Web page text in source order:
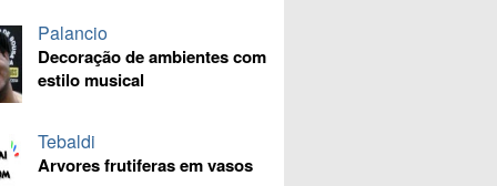
Palancio
Decoração de ambientes com
estilo musical
Tebaldi
Arvores frutiferas em vasos